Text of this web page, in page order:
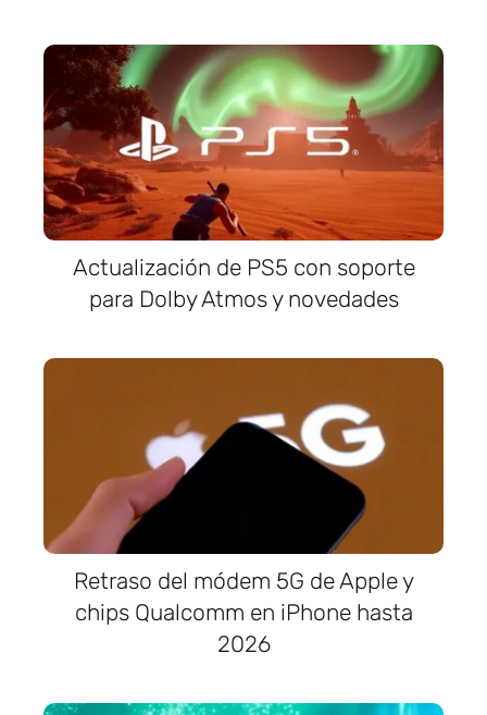
Actualización de PS5 con soporte
para Dolby Atmos y novedades
Retraso del módem 5G de Apple y
chips Qualcomm en iPhone hasta
2026